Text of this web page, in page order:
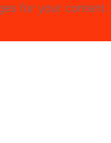
for your content.